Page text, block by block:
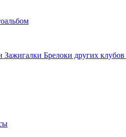
Зажигалки Брелоки других клубов